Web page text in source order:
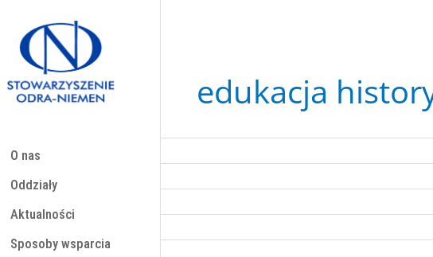
treści
O nas
Oddziały
Aktualności
Sposoby wsparcia
edukacja